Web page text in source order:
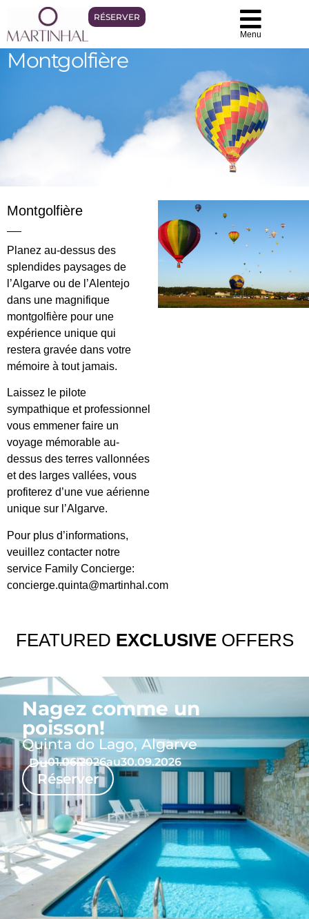
RÉSERVER
Menu
Montgolfière
Montgolfière
Planez au-dessus des
splendides paysages de
l’Algarve ou de l’Alentejo
dans une magnifique
montgolfière pour une
expérience unique qui
restera gravée dans votre
mémoire à tout jamais.
Laissez le pilote
sympathique et professionnel
vous emmener faire un
voyage mémorable au-
dessus des terres vallonnées
et des larges vallées, vous
profiterez d’une vue aérienne
unique sur l’Algarve.
Pour plus d’informations,
veuillez contacter notre
service Family Concierge:
concierge.quinta@martinhal.com
FEATURED EXCLUSIVEOFFERS
Nagez comme un
poisson!
Quinta do Lago, Algarve
Réserver
Du01.06.2026au30.09.2026